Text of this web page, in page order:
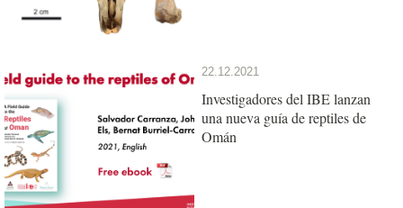
22.12.2021
Investigadores del IBE lanzan
una nueva guía de reptiles de
Omán